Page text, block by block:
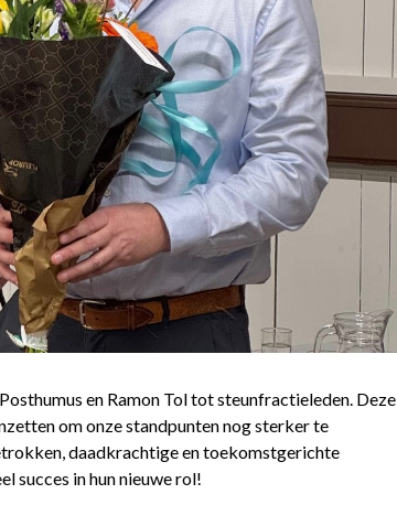
en Ramon Tol tot steunfractieleden. Deze
om onze standpunten nog sterker te
daadkrachtige en toekomstgerichte
succes in hun nieuwe rol!